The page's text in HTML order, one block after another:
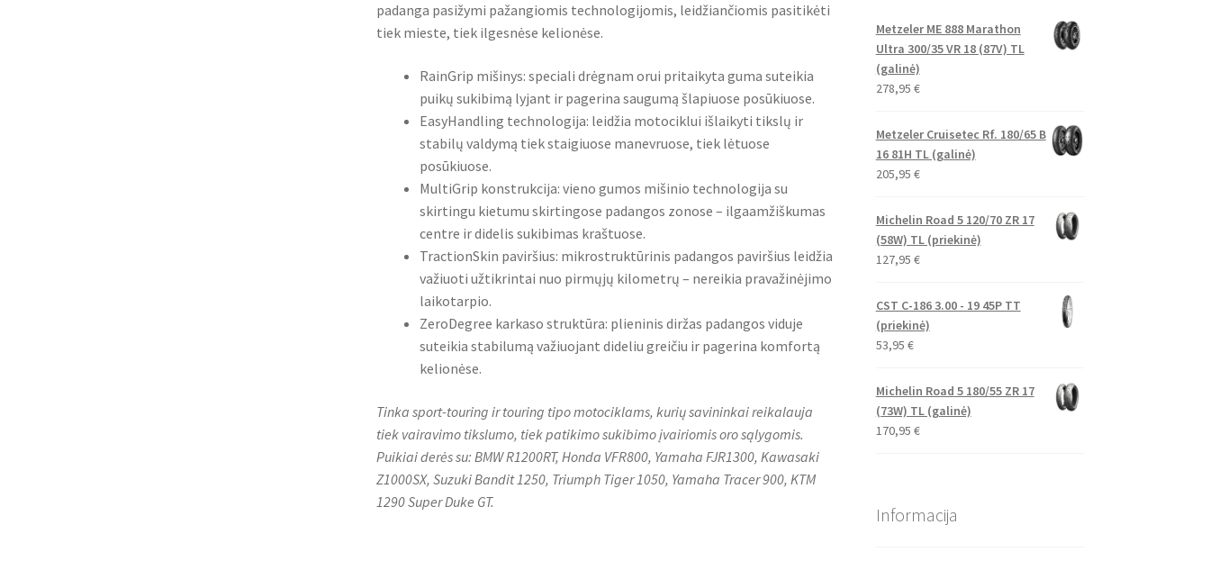
padanga pasižymi pažangiomis technologijomis, leidžiančiomis pasitikėti
tiek mieste, tiek ilgesnėse kelionėse.
RainGrip mišinys: speciali drėgnam orui pritaikyta guma suteikia
puikų sukibimą lyjant ir pagerina saugumą šlapiuose posūkiuose.
EasyHandling technologija: leidžia motociklui išlaikyti tikslų ir
stabilų valdymą tiek staigiuose manevruose, tiek lėtuose
posūkiuose.
MultiGrip konstrukcija: vieno gumos mišinio technologija su
skirtingu kietumu skirtingose padangos zonose – ilgaamžiškumas
centre ir didelis sukibimas kraštuose.
TractionSkin paviršius: mikrostruktūrinis padangos paviršius leidžia
važiuoti užtikrintai nuo pirmųjų kilometrų – nereikia pravažinėjimo
laikotarpio.
ZeroDegree karkaso struktūra: plieninis diržas padangos viduje
suteikia stabilumą važiuojant dideliu greičiu ir pagerina komfortą
kelionėse.
Tinka sport-touring ir touring tipo motociklams, kurių savininkai reikalauja
tiek vairavimo tikslumo, tiek patikimo sukibimo įvairiomis oro sąlygomis.
Puikiai derės su: BMW R1200RT, Honda VFR800, Yamaha FJR1300, Kawasaki
Z1000SX, Suzuki Bandit 1250, Triumph Tiger 1050, Yamaha Tracer 900, KTM
1290 Super Duke GT.
Metzeler ME 888 Marathon
Ultra 300/35 VR 18 (87V) TL
(galinė)
278,95 €
Metzeler Cruisetec Rf. 180/65 B
16 81H TL (galinė)
205,95 €
Michelin Road 5 120/70 ZR 17
(58W) TL (priekinė)
127,95 €
CST C-186 3.00 - 19 45P TT
(priekinė)
53,95 €
Michelin Road 5 180/55 ZR 17
(73W) TL (galinė)
170,95 €
Informacija